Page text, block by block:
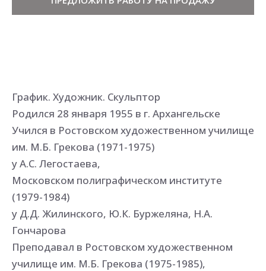
График. Художник. Скульптор
Родился 28 января 1955 в г. Архангельске
Учился в Ростовском художественном училище
им. М.Б. Грекова (1971-1975)
у А.С. Легостаева,
Московском полиграфическом институте
(1979-1984)
у Д.Д. Жилинского, Ю.К. Буржеляна, Н.А.
Гончарова
Преподавал в Ростовском художественном
училище им. М.Б. Грекова (1975-1985),